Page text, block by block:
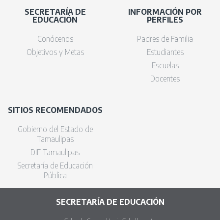
SECRETARÍA DE
EDUCACIÓN
Conócenos
Objetivos y Metas
INFORMACIÓN POR
PERFILES
Padres de Familia
Estudiantes
Escuelas
Docentes
SITIOS RECOMENDADOS
Gobierno del Estado de
Tamaulipas
DIF Tamaulipas
Secretaría de Educación
Pública
SECRETARÍA DE EDUCACIÓN